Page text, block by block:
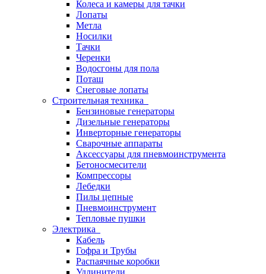
Колеса и камеры для тачки
Лопаты
Метла
Носилки
Тачки
Черенки
Водосгоны для пола
Поташ
Снеговые лопаты
Строительная техника
Бензиновые генераторы
Дизельные генераторы
Инверторные генераторы
Сварочные аппараты
Аксессуары для пневмоинструмента
Бетоносмесители
Компрессоры
Лебедки
Пилы цепные
Пневмоинструмент
Тепловые пушки
Электрика
Кабель
Гофра и Трубы
Распаячные коробки
Удлинители